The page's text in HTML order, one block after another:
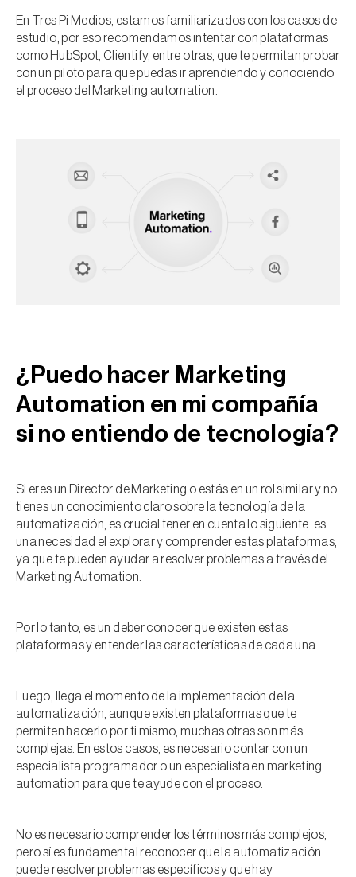
En Tres Pi Medios, estamos familiarizados con los casos de
estudio, por eso recomendamos intentar con plataformas
como HubSpot, Clientify, entre otras, que te permitan probar
con un piloto para que puedas ir aprendiendo y conociendo
el proceso del Marketing automation.
¿Puedo hacer Marketing
Automation en mi compañía
si no entiendo de tecnología?
Si eres un Director de Marketing o estás en un rol similar y no
tienes un conocimiento claro sobre la tecnología de la
automatización, es crucial tener en cuenta lo siguiente: es
una necesidad el explorar y comprender estas plataformas,
ya que te pueden ayudar a resolver problemas a través del
Marketing Automation.
Por lo tanto, es un deber conocer que existen estas
plataformas y entender las características de cada una.
Luego, llega el momento de la implementación de la
automatización, aunque existen plataformas que te
permiten hacerlo por ti mismo, muchas otras son más
complejas. En estos casos, es necesario contar con un
especialista programador o un especialista en marketing
automation para que te ayude con el proceso.
No es necesario comprender los términos más complejos,
pero sí es fundamental reconocer que la automatización
puede resolver problemas específicos y que hay